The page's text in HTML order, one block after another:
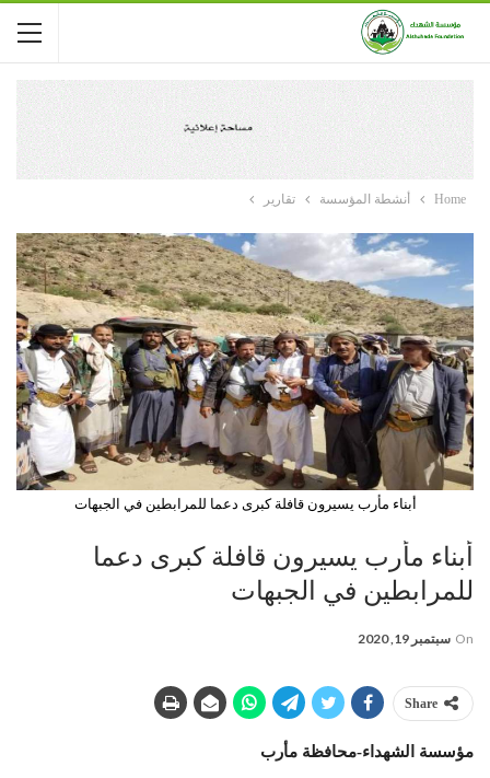
Home أنشطة المؤسسة تقارير
أبناء مأرب يسيرون قافلة كبرى دعما للمرابطين في الجبهات
أبناء مأرب يسيرون قافلة كبرى دعما
للمرابطين في الجبهات
On سبتمبر 19, 2020
Share
مؤسسة الشهداء-محافظة مأرب